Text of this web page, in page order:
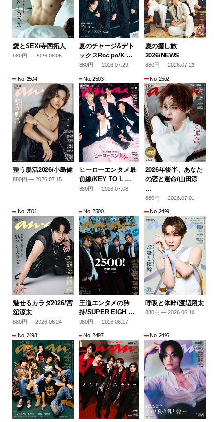
愛とSEX/寺西拓人
980円 — 2026.08.05
夏のチャージ&デト
ックスRecipe/K …
880円 — 2026.07.29
夏の癒し旅
2026/NEWS
880円 — 2026.07.22
No. 2504
整う腸活2026/小島健
880円 — 2026.07.15
No. 2503
ヒーローエンタメ最
前線/KEY TO L …
880円 — 2026.07.08
No. 2502
2026年後半、あなた
の恋と運命/山田涼
…
880円 — 2026.07.01
No. 2501
魅せるカラダ2026/宮
舘涼太
880円 — 2026.06.24
No. 2500
王道エンタメの矜
持/SUPER EIGH …
980円 — 2026.06.17
No. 2499
呼吸と体幹/渡辺翔太
880円 — 2026.06.10
No. 2498 No. 2497 No. 2496